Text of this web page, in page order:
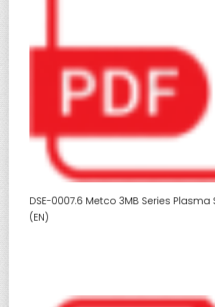
DSE-0007.6 Metco 3MB Series Plasma
(EN)